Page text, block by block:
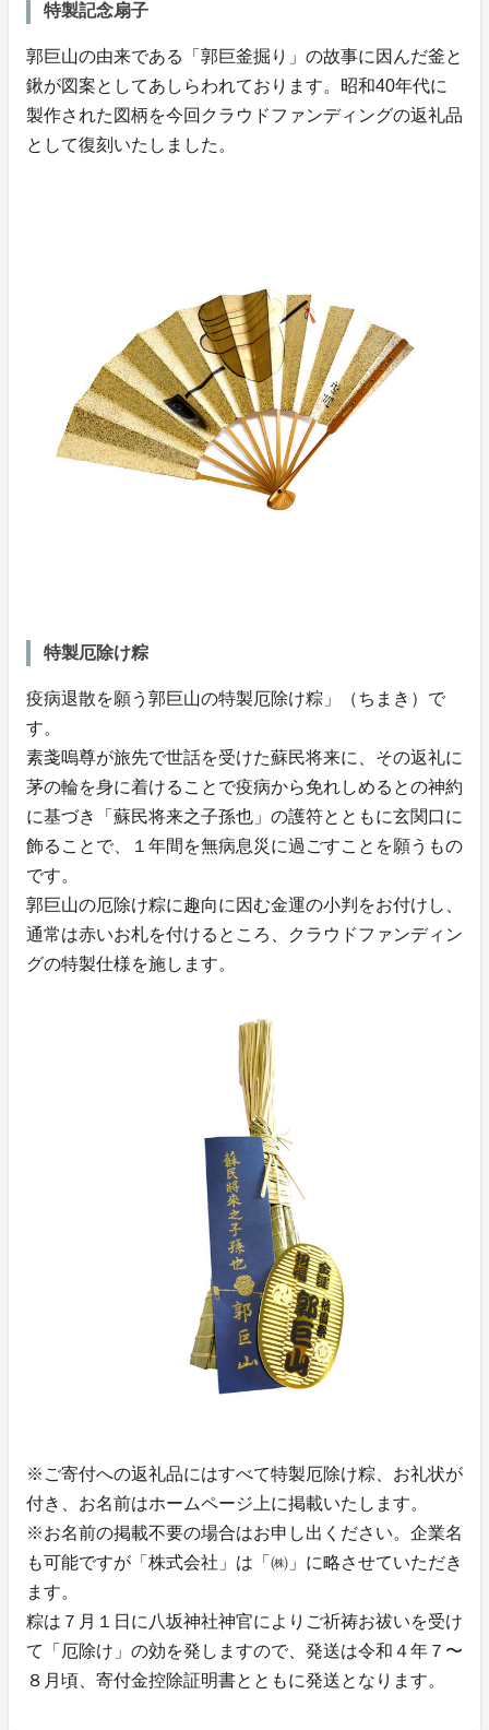
特製記念扇子
郭巨山の由来である「郭巨釜掘り」の故事に因んだ釜と
鍬が図案としてあしらわれております。昭和40年代に
製作された図柄を今回クラウドファンディングの返礼品
として復刻いたしました。
特製厄除け粽
疫病退散を願う郭巨山の特製厄除け粽」（ちまき）で
す。
素戔嗚尊が旅先で世話を受けた蘇民将来に、その返礼に
茅の輪を身に着けることで疫病から免れしめるとの神約
に基づき「蘇民将来之子孫也」の護符とともに玄関口に
飾ることで、１年間を無病息災に過ごすことを願うもの
です。
郭巨山の厄除け粽に趣向に因む金運の小判をお付けし、
通常は赤いお札を付けるところ、クラウドファンディン
グの特製仕様を施します。
※ご寄付への返礼品にはすべて特製厄除け粽、お礼状が
付き、お名前はホームページ上に掲載いたします。
※お名前の掲載不要の場合はお申し出ください。企業名
も可能ですが「株式会社」は「㈱」に略させていただき
ます。
粽は７月１日に八坂神社神官によりご祈祷お祓いを受け
て「厄除け」の効を発しますので、発送は令和４年７〜
８月頃、寄付金控除証明書とともに発送となります。